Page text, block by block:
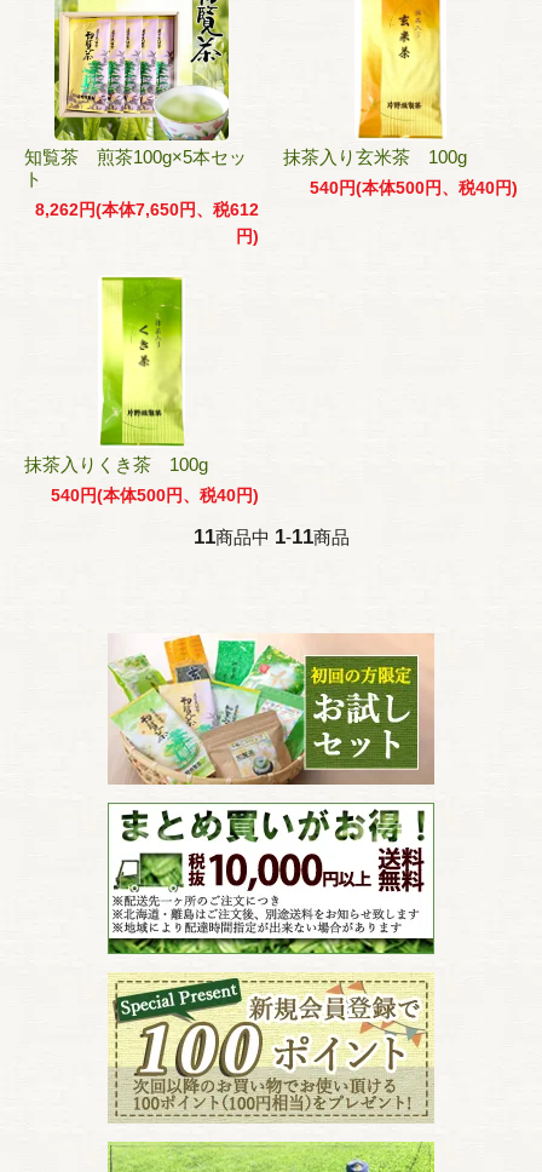
知覧茶 煎茶100g×5本セッ
ト
8,262円(本体7,650円、税612
円)
抹茶入り玄米茶 100g
540円(本体500円、税40円)
抹茶入りくき茶 100g
540円(本体500円、税40円)
11商品中 1-11商品